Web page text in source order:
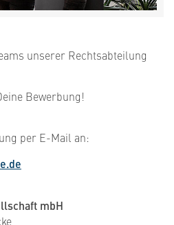
unserer Rechtsabteilung
Bewerbung!
per E-Mail an:
mbH